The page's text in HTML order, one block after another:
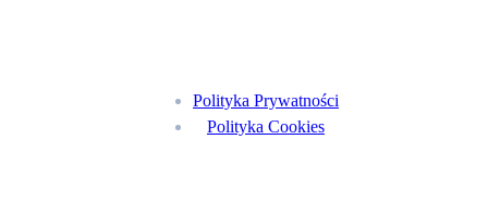
Polityka Prywatności
Polityka Cookies